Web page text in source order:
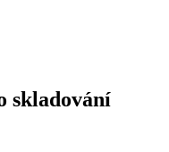
skladování